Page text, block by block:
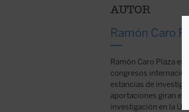
AUTOR
Ramón Caro
Ramón Caro Plaza
congresos
estancias de
aportaciones giran
investigación en la